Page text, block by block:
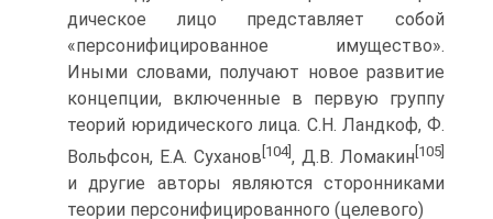
дическое лицо представляет собой
«персонифицированное имущество».
Иными словами, получают новое развитие
концепции, включенные в первую группу
теорий юридического лица. С.Н. Ландкоф, Ф.
Вольфсон, Е.А. Суханов [104], Д.В. Ломакин [105]
и другие авторы являются сторонниками
теории персонифицированного (целевого)